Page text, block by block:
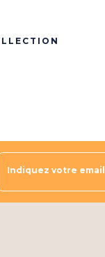
Indiquez votre email